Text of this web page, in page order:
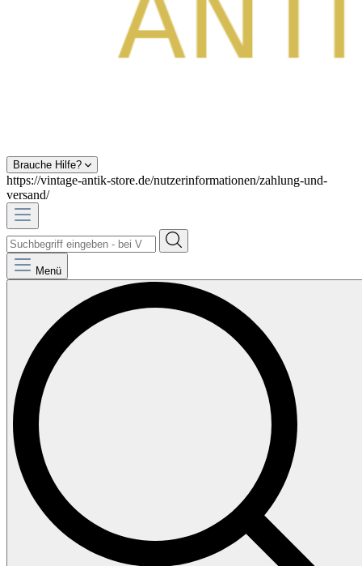
Brauche Hilfe?
https://vintage-antik-store.de/nutzerinformationen/zahlung-und-
versand/
Menü